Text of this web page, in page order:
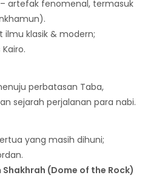
– artefak fenomenal, termasuk
ilmu klasik & modern;
perbatasan Taba,
sejarah perjalanan para nabi.
yang masih dihuni;
(Dome of the Rock)